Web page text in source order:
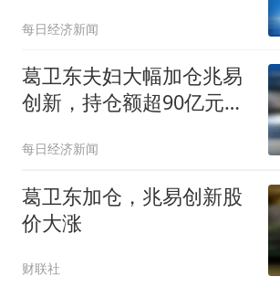
每日经济新闻
葛卫东夫妇大幅加仓兆易
创新，持仓额超90亿元！
每日经济新闻
葛卫东加仓，兆易创新股
价大涨
财联社